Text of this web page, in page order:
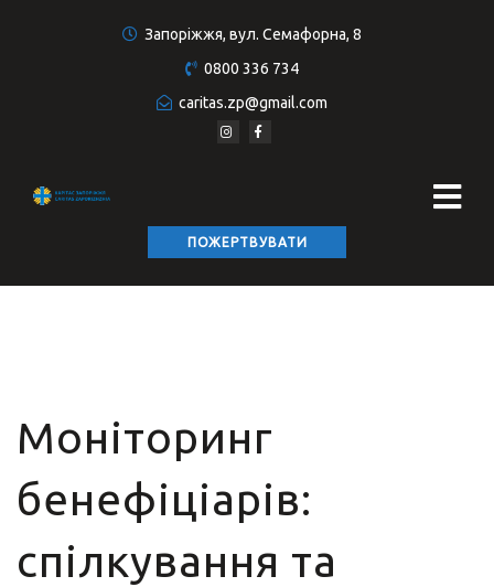
Запоріжжя, вул. Семафорна, 8
0800 336 734
caritas.zp@gmail.com
ПОЖЕРТВУВАТИ
Моніторинг
бенефіціарів:
спілкування та